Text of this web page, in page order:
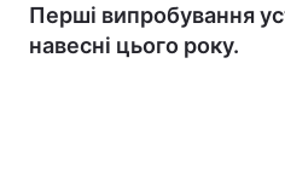
Перші випробування
навесні цього року.